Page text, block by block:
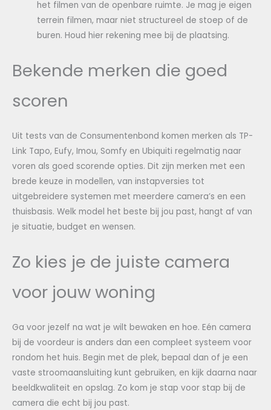
het filmen van de openbare ruimte. Je mag je eigen
terrein filmen, maar niet structureel de stoep of de
buren. Houd hier rekening mee bij de plaatsing.
Bekende merken die goed
scoren
Uit tests van de Consumentenbond komen merken als TP-
Link Tapo, Eufy, Imou, Somfy en Ubiquiti regelmatig naar
voren als goed scorende opties. Dit zijn merken met een
brede keuze in modellen, van instapversies tot
uitgebreidere systemen met meerdere camera’s en een
thuisbasis. Welk model het beste bij jou past, hangt af van
je situatie, budget en wensen.
Zo kies je de juiste camera
voor jouw woning
Ga voor jezelf na wat je wilt bewaken en hoe. Eén camera
bij de voordeur is anders dan een compleet systeem voor
rondom het huis. Begin met de plek, bepaal dan of je een
vaste stroomaansluiting kunt gebruiken, en kijk daarna naar
beeldkwaliteit en opslag. Zo kom je stap voor stap bij de
camera die echt bij jou past.